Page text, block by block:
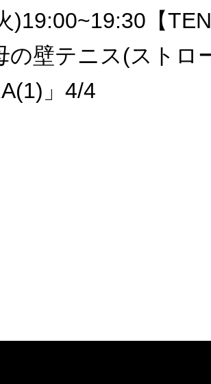
)19:00~19:30【
の壁テニス(ストロ
」4/4